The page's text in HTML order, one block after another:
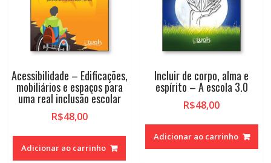
Acessibilidade – Edificações,
mobiliários e espaços para
uma real inclusão escolar
R$48,00
Adicionar ao carrinho
Incluir de corpo, alma e
espírito – A escola 3.0
R$48,00
Adicionar ao carrinho